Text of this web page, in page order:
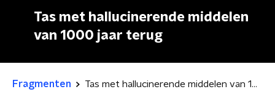
Tas met hallucinerende middelen
van 1000 jaar terug
Fragmenten Tas met hallucinerende middelen van 1000 jaar terug